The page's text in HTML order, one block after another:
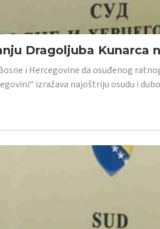
Dragoljuba Kunarca
i Hercegovine da osuđenog
izražava najoštriju osudu i